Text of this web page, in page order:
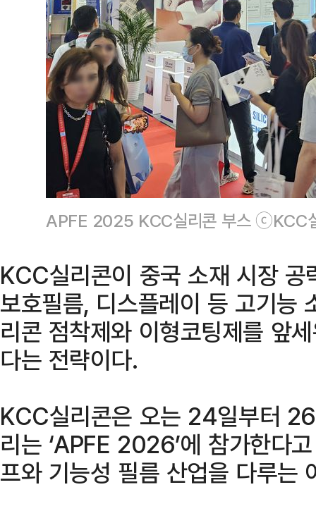
APFE 2025 KCC실리콘 부스 ⓒKCC
KCC실리콘이 중국 소재 시장 공
보호필름, 디스플레이 등 고기능
리콘 점착제와 이형코팅제를 앞
다는 전략이다.
KCC실리콘은 오는 24일부터
리는 ‘APFE 2026’에 참가한다
프와 기능성 필름 산업을 다루는